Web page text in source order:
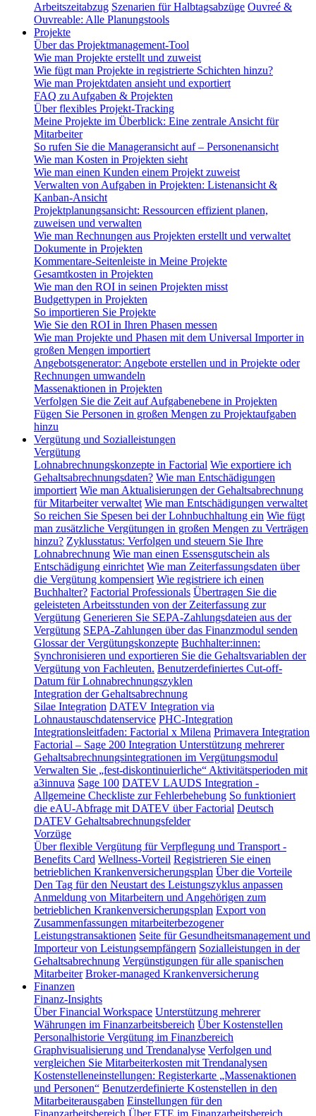
Arbeitszeitabzug Szenarien für Halbtagsabzüge Ouvreé &
Ouvreable: Alle Planungstools
Projekte
Über das Projektmanagement-Tool
Wie man Projekte erstellt und zuweist
Wie fügt man Projekte in registrierte Schichten hinzu?
Wie man Projektdaten ansieht und exportiert
FAQ zu Aufgaben & Projekten
Über flexibles Projekt-Tracking
Meine Projekte im Überblick: Eine zentrale Ansicht für
Mitarbeiter
So rufen Sie die Manageransicht auf – Personenansicht
Wie man Kosten in Projekten sieht
Wie man einen Kunden einem Projekt zuweist
Verwalten von Aufgaben in Projekten: Listenansicht &
Kanban-Ansicht
Projektplanungsansicht: Ressourcen effizient planen,
zuweisen und verwalten
Wie man Rechnungen aus Projekten erstellt und verwaltet
Dokumente in Projekten
Kommentare-Seitenleiste in Meine Projekte
Gesamtkosten in Projekten
Wie man den ROI in seinen Projekten misst
Budgettypen in Projekten
So importieren Sie Projekte
Wie Sie den ROI in Ihren Phasen messen
Wie man Projekte und Phasen mit dem Universal Importer in
großen Mengen importiert
Angebotsgenerator: Angebote erstellen und in Projekte oder
Rechnungen umwandeln
Massenaktionen in Projekten
Verfolgen Sie die Zeit auf Aufgabenebene in Projekten
Fügen Sie Personen in großen Mengen zu Projektaufgaben
hinzu
Vergütung und Sozialleistungen
Vergütung
Lohnabrechnungskonzepte in Factorial Wie exportiere ich
Gehaltsabrechnungsdaten? Wie man Entschädigungen
importiert Wie man Aktualisierungen der Gehaltsabrechnung
für Mitarbeiter verwaltet Wie man Entschädigungen verwaltet
So reichen Sie Spesen bei der Lohnbuchhaltung ein Wie fügt
man zusätzliche Vergütungen in großen Mengen zu Verträgen
hinzu? Zyklusstatus: Verfolgen und steuern Sie Ihre
Lohnabrechnung Wie man einen Essensgutschein als
Entschädigung einrichtet Wie man Zeiterfassungsdaten über
die Vergütung kompensiert Wie registriere ich einen
Buchhalter? Factorial Professionals Übertragen Sie die
geleisteten Arbeitsstunden von der Zeiterfassung zur
Vergütung Generieren Sie SEPA-Zahlungsdateien aus der
Vergütung SEPA-Zahlungen über das Finanzmodul senden
Glossar der Vergütungskonzepte Buchhalter:innen:
Synchronisieren und exportieren Sie die Gehaltsvariablen der
Vergütung von Fachleuten. Benutzerdefiniertes Cut-off-
Datum für Lohnabrechnungszyklen
Integration der Gehaltsabrechnung
Silae Integration DATEV Integration via
Lohnaustauschdatenservice PHC-Integration
Integrationsleitfaden: Factorial x Milena Primavera Integration
Factorial – Sage 200 Integration Unterstützung mehrerer
Gehaltsabrechnungsintegrationen im Vergütungsmodul
Verwalten Sie „fest-diskontinuierliche“ Aktivitätsperioden mit
a3innuva Sage 100 DATEV LAUDS Integration -
Allgemeine Checkliste zur Fehlerbehebung So funktioniert
die eAU-Abfrage mit DATEV über Factorial Deutsch
DATEV Gehaltsabrechnungsfelder
Vorzüge
Über flexible Vergütung für Verpflegung und Transport -
Benefits Card Wellness-Vorteil Registrieren Sie einen
betrieblichen Krankenversicherungsplan Über die Vorteile
Den Tag für den Neustart des Leistungszyklus anpassen
Anmeldung von Mitarbeitern und Angehörigen zum
betrieblichen Krankenversicherungsplan Export von
Zusammenfassungen mitarbeiterbezogener
Leistungstransaktionen Seite für Gesundheitsmanagement und
Importeur von Leistungsempfängern Sozialleistungen in der
Gehaltsabrechnung Vergünstigungen für alle spanischen
Mitarbeiter Broker-managed Krankenversicherung
Finanzen
Finanz-Insights
Über Financial Workspace Unterstützung mehrerer
Währungen im Finanzarbeitsbereich Über Kostenstellen
Personalhistorie Vergütung im Finanzbereich
Graphvisualisierung und Trendanalyse Verfolgen und
vergleichen Sie Mitarbeiterkosten mit Trendanalysen
Kostenstelleneinstellungen: Registerkarte „Massenaktionen
und Personen“ Benutzerdefinierte Kostenstellen in den
Mitarbeiterausgaben Einstellungen für den
Finanzarbeitsbereich Über FTE im Finanzarbeitsbereich